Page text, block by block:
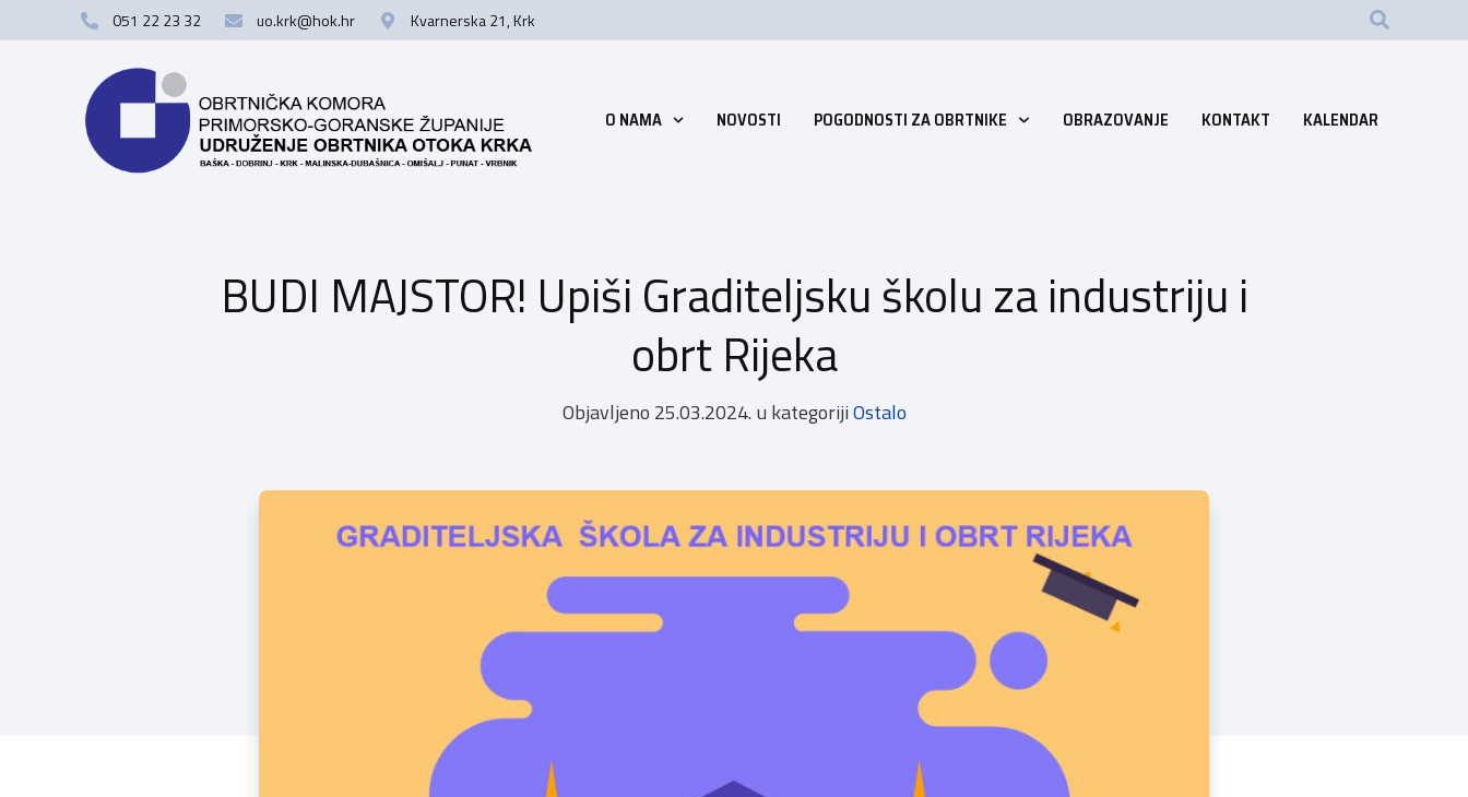
051 22 23 32 uo.krk@hok.hr Kvarnerska 21, Krk
O NAMA NOVOSTI POGODNOSTI ZA OBRTNIKE OBRAZOVANJE KONTAKT KALENDAR
BUDI MAJSTOR! Upiši Graditeljsku školu za industriju i
obrt Rijeka
Objavljeno 25.03.2024. u kategorijiOstalo